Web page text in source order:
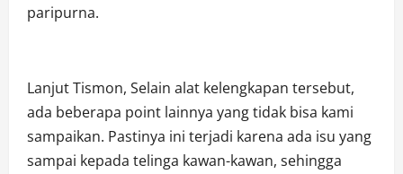
paripurna.
Lanjut Tismon, Selain alat kelengkapan tersebut,
ada beberapa point lainnya yang tidak bisa kami
sampaikan. Pastinya ini terjadi karena ada isu yang
sampai kepada telinga kawan-kawan, sehingga